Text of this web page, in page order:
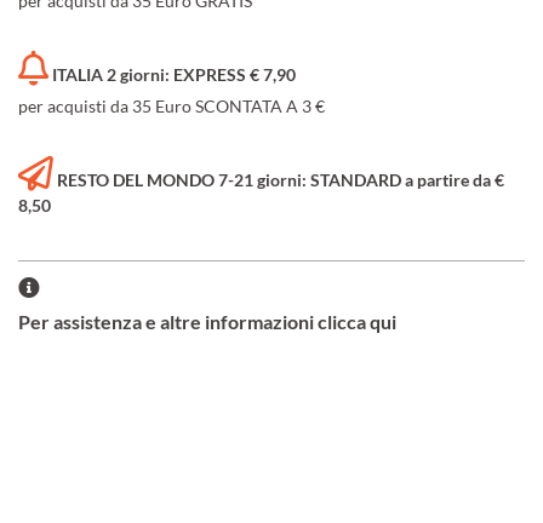
ITALIA 2 giorni: EXPRESS € 7,90
per acquisti da 35 Euro SCONTATA A 3 €
RESTO DEL MONDO 7-21 giorni: STANDARD a partire da €
8,50
Per assistenza e altre informazioni clicca qui